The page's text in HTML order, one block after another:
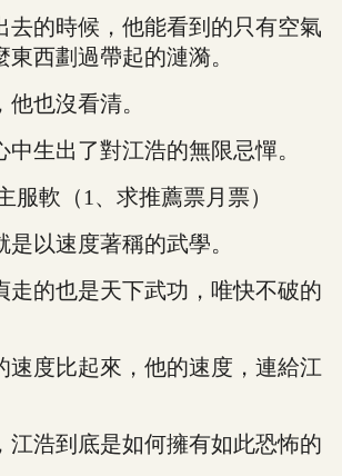
的時候，他能看到的只有空氣
西劃過帶起的漣漪。
也沒看清。
生出了對江浩的無限忌憚。
服軟（1、求推薦票月票）
以速度著稱的武學。
的也是天下武功，唯快不破的
度比起來，他的速度，連給江
浩到底是如何擁有如此恐怖的